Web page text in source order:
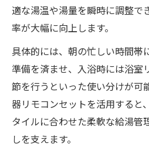
とめ
給湯器リモコン浴室だ
因
給湯器リモコン台所
処法
給湯器リモコンがつ
イント
給湯器リモコン仕組み
適な湯温や湯量を瞬時に調整で
率が大幅に向上します。
具体的には、朝の忙しい時間帯
準備を済ませ、入浴時には浴室
節を行うといった使い分けが可
器リモコンセットを活用すると
タイルに合わせた柔軟な給湯管
しを支えます。